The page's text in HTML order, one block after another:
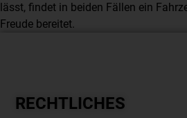
lässt, findet in beiden Fällen ein
Freude bereitet.
RECHTLICHES